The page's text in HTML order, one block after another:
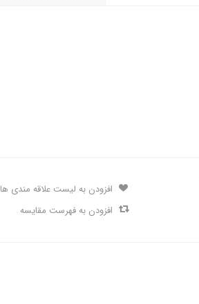
افزودن به لیست علاقه مندی ها
افزودن به فهرست مقایسه